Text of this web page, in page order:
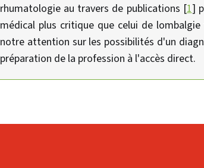
rhumatologie au travers de publications [1]
médical plus critique que celui de
notre attention sur les possibilités d'un
préparation de la profession à l'accès direct.